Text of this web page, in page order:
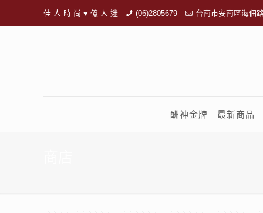
佳 人 時 尚 ♥ 億 人 迷 (06)2805679 台南市安南區海佃
酬神金牌 最新商品